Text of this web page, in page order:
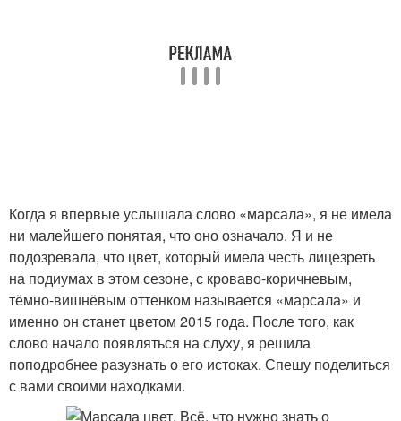
Когда я впервые услышала слово «марсала», я не имела
ни малейшего понятая, что оно означало. Я и не
подозревала, что цвет, который имела честь лицезреть
на подиумах в этом сезоне, с кроваво-коричневым,
тёмно-вишнёвым оттенком называется «марсала» и
именно он станет цветом 2015 года. После того, как
слово начало появляться на слуху, я решила
поподробнее разузнать о его истоках. Спешу поделиться
с вами своими находками.